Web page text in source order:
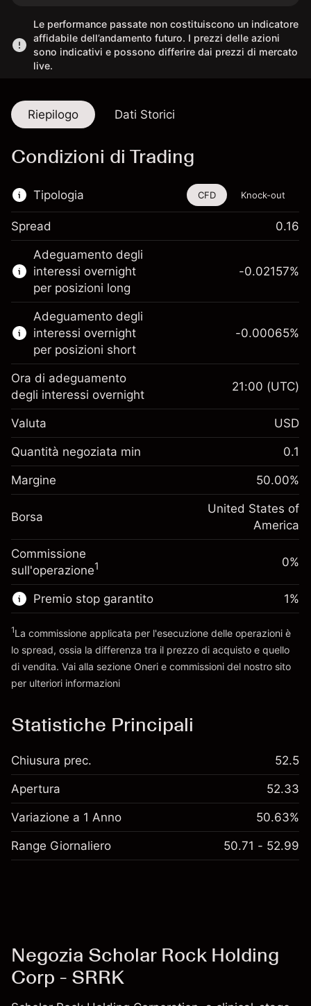
Le performance passate non costituiscono un indicatore
affidabile dell’andamento futuro. I prezzi delle azioni
sono indicativi e possono differire dai prezzi di mercato
live.
Riepilogo Dati Storici
Condizioni di Trading
Tipologia
Questo strumento finanziario è disponibile
per il trading di CFD e knock-out.
Scopri di più su:
CFD
Knock-out
CFD Knock-out
Spread 0.16
Adeguamento degli
interessi overnight
per posizioni long
Margine. Il tuo
$1,000.00
Adeguamento
finanziamento overnight
Oneri per l'intero valore della
posizione
%
(-$0.43)
Dimensione dell'operazione a leva
Denaro da leva ~
Vai alla piattaforma
-0.02157%
Adeguamento degli
interessi overnight
per posizioni short
Margine. Il tuo
investimento
$1,000.00
Oneri per l'intero valore della
posizione
-0.000654
%
Dimensione dell'operazione a leva
~$2,000.00
Denaro da leva ~
Vai alla piattaforma
-0.00065%
Ora di adeguamento
degli interessi overnight
21:00 (UTC)
Valuta USD
Quantità negoziata min 0.1
Margine 50.00%
Borsa
United States of
America
Commissione
sull'operazione1 0%
Premio stop garantito 1%
1La commissione applicata per l'esecuzione delle operazioni è
lo spread, ossia la differenza tra il prezzo di acquisto e quello
di vendita. Vai alla sezione Oneri e commissioni del nostro sito
per ulteriori informazioni
Statistiche Principali
Chiusura prec. 52.5
Apertura 52.33
Variazione a 1 Anno 50.63%
Range Giornaliero 50.71 - 52.99
Negozia Scholar Rock Holding
Corp - SRRK